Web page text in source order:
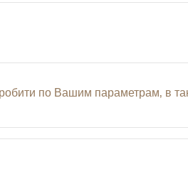
по Вашим параметрам‚ в